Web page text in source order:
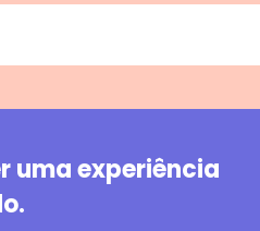
uma experiência